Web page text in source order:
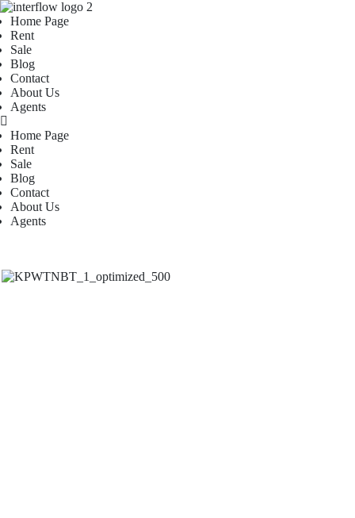
Home Page
Rent
Sale
Blog
Contact
About Us
Agents
Home Page
Rent
Sale
Blog
Contact
About Us
Agents